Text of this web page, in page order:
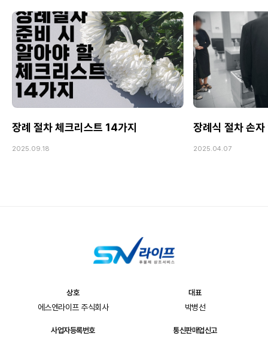
장례 절차 체크리스트 14가지
2025.09.18
장례식 절차 손
2025.04.07
상호
에스엔라이프 주식회사
대표
박병선
사업자등록번호 통신판매업신고